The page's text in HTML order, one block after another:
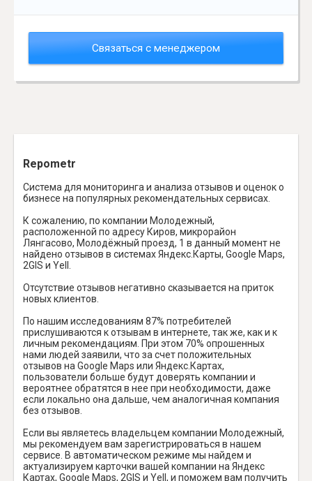
Связаться с менеджером
Repometr
Система для мониторинга и анализа отзывов и оценок о
бизнесе на популярных рекомендательных сервисах.
К сожалению, по компании Молодежный,
расположенной по адресу Киров, микрорайон
Лянгасово, Молодёжный проезд, 1 в данный момент не
найдено отзывов в системах Яндекс.Карты, Google Maps,
2GIS и Yell.
Отсутствие отзывов негативно сказывается на приток
новых клиентов.
По нашим исследованиям 87% потребителей
прислушиваются к отзывам в интернете, так же, как и к
личным рекомендациям. При этом 70% опрошенных
нами людей заявили, что за счет положительных
отзывов на Google Maps или Яндекс.Картах,
пользователи больше будут доверять компании и
вероятнее обратятся в нее при необходимости, даже
если локально она дальше, чем аналогичная компания
без отзывов.
Если вы являетесь владельцем компании Молодежный,
мы рекомендуем вам зарегистрироваться в нашем
сервисе. В автоматическом режиме мы найдем и
актуализируем карточки вашей компании на Яндекс
Картах, Google Maps, 2GIS и Yell, и поможем вам получить